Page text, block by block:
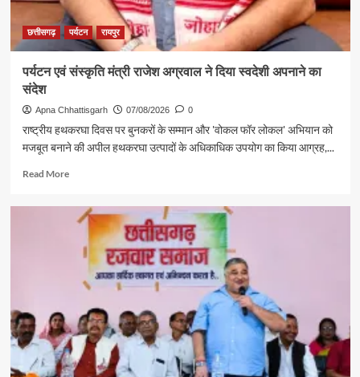
छत्तीसगढ़ पर्यटन रायपुर
पर्यटन एवं संस्कृति मंत्री राजेश अग्रवाल ने दिया स्वदेशी अपनाने का
संदेश
Apna Chhattisgarh 07/08/2026 0
राष्ट्रीय हथकरघा दिवस पर बुनकरों के सम्मान और 'वोकल फॉर लोकल' अभियान को
मजबूत बनाने की अपील हथकरघा उत्पादों के अधिकाधिक उपयोग का किया आग्रह,...
Read MoreRead
पर्यटन
संस्कृति
राजेश
अग्रवाल
दिया
स्वदेशी
अपनाने
का